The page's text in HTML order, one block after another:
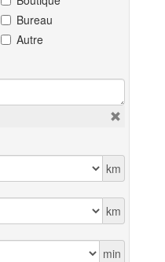
Bureau
Autre
km
km
min